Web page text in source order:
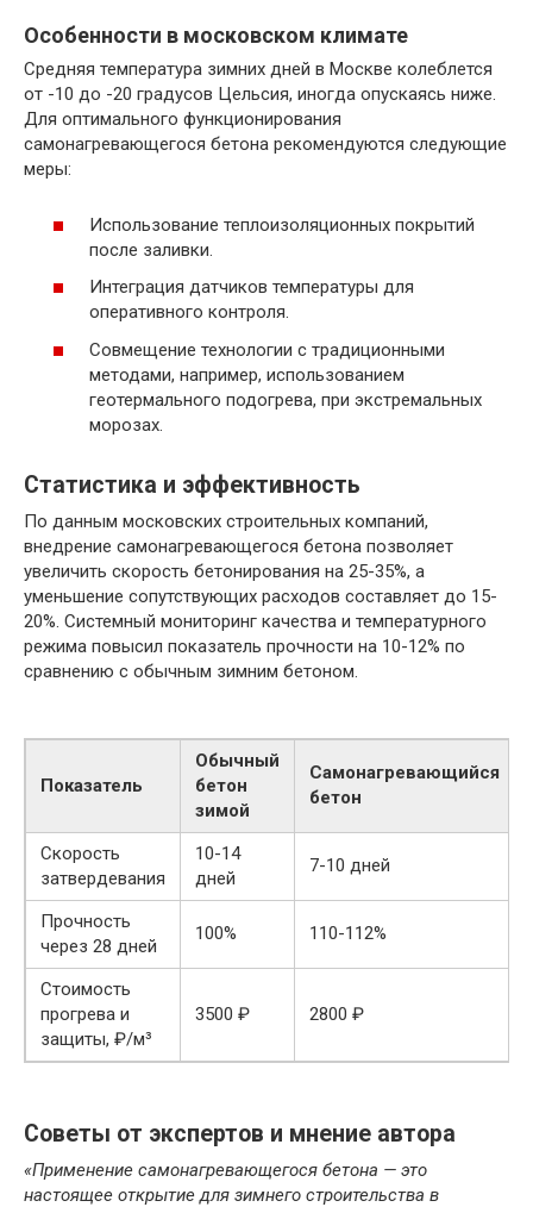
Особенности в московском климате
Средняя температура зимних дней в Москве колеблется
от -10 до -20 градусов Цельсия, иногда опускаясь ниже.
Для оптимального функционирования
самонагревающегося бетона рекомендуются следующие
меры:
Использование теплоизоляционных покрытий
после заливки.
Интеграция датчиков температуры для
оперативного контроля.
Совмещение технологии с традиционными
методами, например, использованием
геотермального подогрева, при экстремальных
морозах.
Статистика и эффективность
По данным московских строительных компаний,
внедрение самонагревающегося бетона позволяет
увеличить скорость бетонирования на 25-35%, а
уменьшение сопутствующих расходов составляет до 15-
20%. Системный мониторинг качества и температурного
режима повысил показатель прочности на 10-12% по
сравнению с обычным зимним бетоном.
Показатель
Обычный
бетон
зимой
Самонагревающийся
бетон
Скорость
затвердевания
10-14
дней
7-10 дней
Прочность
через 28 дней
100% 110-112%
Стоимость
прогрева и
защиты, ₽/м³
3500 ₽ 2800 ₽
Советы от экспертов и мнение автора
«Применение самонагревающегося бетона — это
настоящее открытие для зимнего строительства в